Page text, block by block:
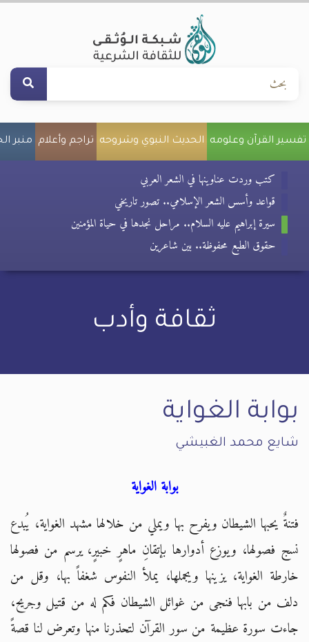
تفسير القرآن وعلومه الحديث النبوي وشروحه تراجم وأعلام منبر
كتب وردت عناوينها في الشعر العربي
قواعد وأسس الشعر الإسلامي.. تصور تاريخي
سيرة إبراهيم عليه السلام.. مراحل نجدها في حياة المؤمنين
حقوق الطبع محفوظة.. بين شاعرين
ثقافة وأدب
بوابة الغواية
شايع محمد الغبيشي
بوابة الغواية
فتنةٌ يحبها الشيطان ويفرح بها ويملي من خلالها مشهد الغواية، يُبدع
نسج فصولها، ويوزع أدوارها بإتقانِ ماهرٍ خبيرٍ، يرسم من فصولها
خارطة الغواية، يزينها ويجملها، يملأ النفوس شغفاً بها، وقل من
دلف من بابها فنجى من غوائل الشيطان فكم له من قتيل وجريح،
جاءت سورة عظيمة من سور القرآن لتحذرنا منها وتعرض لنا قصةً